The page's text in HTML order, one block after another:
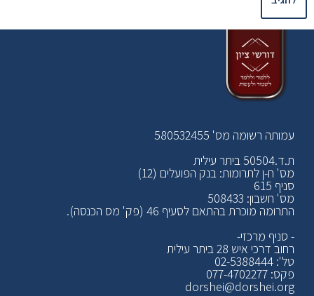
עמותה רשומה מס' 580532455
ת.ד.50504 ביתר עילית
מס' ח-ן לתרומות: בנק הפועלים (12)
סניף 615
מס' חשבון: 508433
התרומה מוכרת בהתאם לסעיף 46 (פק' מס הכנסה).
- סניף מרכזי-
רחוב דרכי איש 28 ביתר עילית
טל': 02-5388444
פקס: 077-4702277
dorshei@dorshei.org